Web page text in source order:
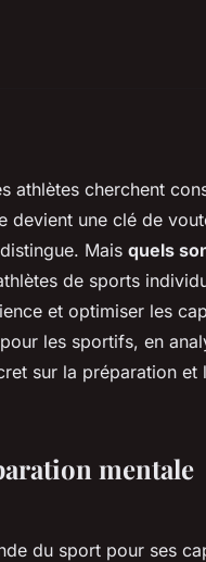
athlètes cherchent
devient une clé de
Mais quels
de sports
et optimiser les
les sportifs, en
sur la préparation et
mentale
du sport pour ses